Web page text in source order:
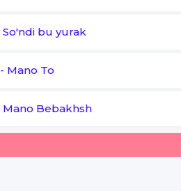
So'ndi bu yurak
- Mano To
Mano Bebakhsh